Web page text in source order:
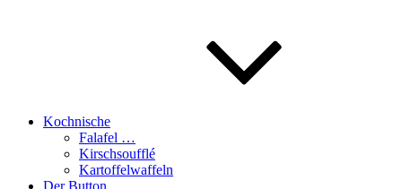
Kochnische
Falafel …
Kirschsoufflé
Kartoffelwaffeln
Der Button